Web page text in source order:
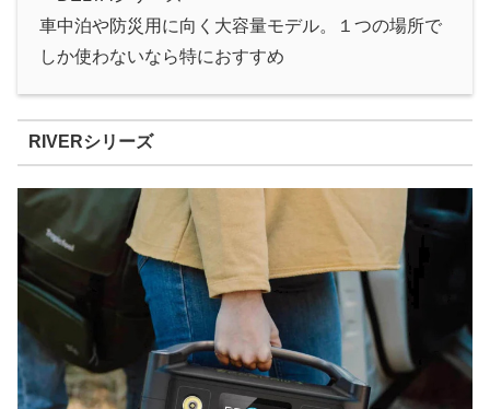
車中泊や防災用に向く大容量モデル。１つの場所で
しか使わないなら特におすすめ
RIVERシリーズ